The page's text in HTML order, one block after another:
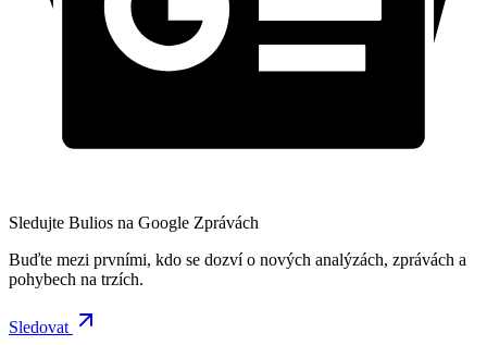
Sledujte Bulios na Google Zprávách
Buďte mezi prvními, kdo se dozví o nových analýzách, zprávách a
pohybech na trzích.
Sledovat